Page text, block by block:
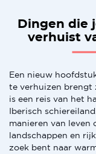
Dingen die
verhuist
Een nieuw
te verhuizen brengt
is een reis van het
Iberisch
manieren van leven
landschappen en
zoek bent naar